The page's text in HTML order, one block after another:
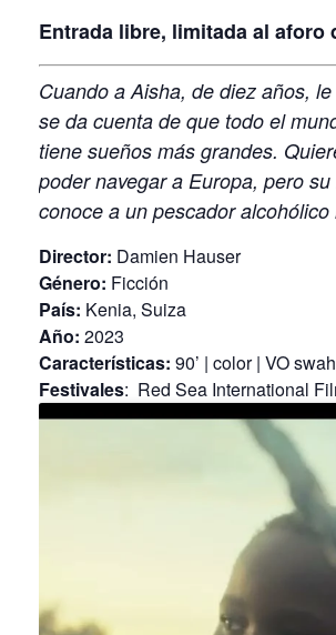
Entrada libre, limitada al aforo
Cuando a Aisha, de diez años,
se da cuenta de que todo el
tiene sueños más grandes.
poder navegar a Europa, pero
conoce a un pescador
Director: Damien Hauser
Género: Ficción
País: Kenia, Suiza
Año: 2023
Características: 90’ | color | VO
Festivales: Red Sea International